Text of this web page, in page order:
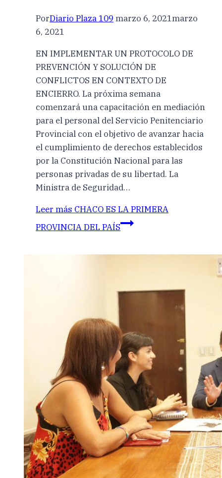
PorDiario Plaza 109 marzo 6, 2021marzo
6, 2021
EN IMPLEMENTAR UN PROTOCOLO DE
PREVENCIÓN Y SOLUCIÓN DE
CONFLICTOS EN CONTEXTO DE
ENCIERRO. La próxima semana
comenzará una capacitación en mediación
para el personal del Servicio Penitenciario
Provincial con el objetivo de avanzar hacia
el cumplimiento de derechos establecidos
por la Constitución Nacional para las
personas privadas de su libertad. La
Ministra de Seguridad…
Leer más CHACO ES LA PRIMERA
PROVINCIA DEL PAÍS